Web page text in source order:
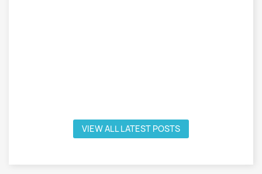
VIEW ALL LATEST POSTS